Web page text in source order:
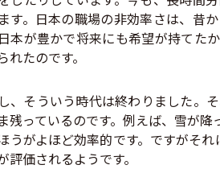
す。日本の職場の非効率さは、昔
本が豊かで将来にも希望が持てた
れたのです。
、そういう時代は終わりました。
残っているのです。例えば、雪が
うがよほど効率的です。ですがそ
評価されるようです。